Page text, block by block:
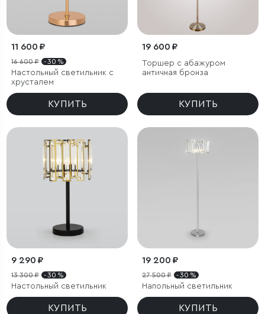
11 600 ₽
16 600 ₽ - 30 %
Настольный светильник с
хрусталем
КУПИТЬ
19 600 ₽
Торшер с абажуром
античная бронза
КУПИТЬ
9 290 ₽
13 300 ₽ - 30 %
Настольный светильник
КУПИТЬ
19 200 ₽
27 500 ₽ - 30 %
Напольный светильник
КУПИТЬ